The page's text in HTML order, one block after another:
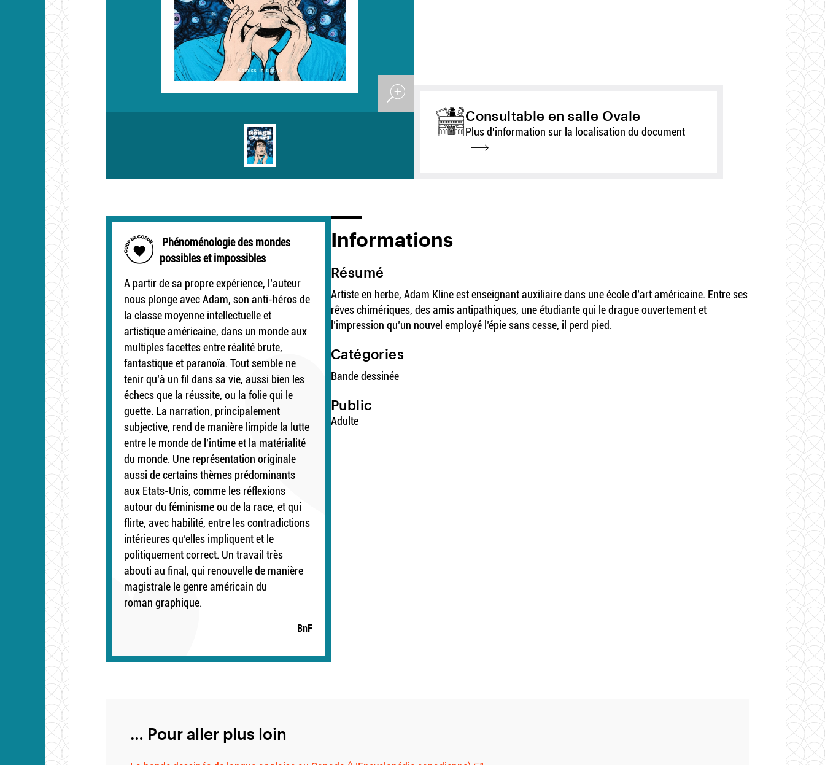
Consultable en salle Ovale
Plus d'information sur la localisation du document
Phénoménologie des mondes
possibles et impossibles
A partir de sa propre expérience, l’auteur
nous plonge avec Adam, son anti-héros de
la classe moyenne intellectuelle et
artistique américaine, dans un monde aux
multiples facettes entre réalité brute,
fantastique et paranoïa. Tout semble ne
tenir qu’à un fil dans sa vie, aussi bien les
échecs que la réussite, ou la folie qui le
guette. La narration, principalement
subjective, rend de manière limpide la lutte
entre le monde de l’intime et la matérialité
du monde. Une représentation originale
aussi de certains thèmes prédominants
aux Etats-Unis, comme les réflexions
autour du féminisme ou de la race, et qui
flirte, avec habilité, entre les contradictions
intérieures qu’elles impliquent et le
politiquement correct. Un travail très
abouti au final, qui renouvelle de manière
magistrale le genre américain du
roman graphique.
BnF
Informations
Résumé
Artiste en herbe, Adam Kline est enseignant auxiliaire dans une école d’art américaine. Entre ses
rêves chimériques, des amis antipathiques, une étudiante qui le drague ouvertement et
l’impression qu’un nouvel employé l’épie sans cesse, il perd pied.
Catégories
Bande dessinée
Public
Adulte
… Pour aller plus loin